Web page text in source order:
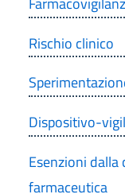
Rischio clinico
Dispositivo-
Esenzioni dalla
farmaceutica